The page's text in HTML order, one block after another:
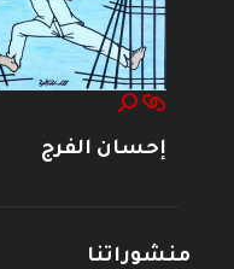
إحسان الفرج
منشوراتنا